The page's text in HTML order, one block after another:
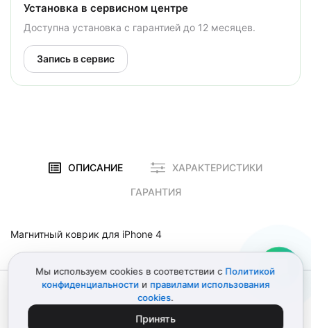
Установка в сервисном центре
Доступна установка с гарантией до 12 месяцев.
Запись в сервис
ОПИСАНИЕ ХАРАКТЕРИСТИКИ
ГАРАНТИЯ
Магнитный коврик для iPhone 4
© 2012–2026 Детали Эпл
Политика конфиденциальности
Пользовательское соглашение
ИП Поликарпов Д.В. • ИНН 772151303741
Мы используем cookies в соответствии с Политикой
конфиденциальности и правилами использования
cookies.
Принять